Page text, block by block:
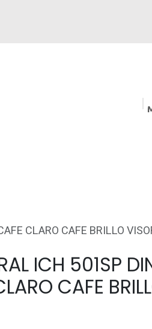
CLARO CAFE BRILLO
ICH 501SP
CAFE